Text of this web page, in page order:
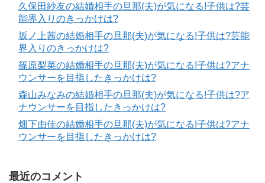
久保田紗友の結婚相手の旦那(夫)が気になる!子供は?芸
能界入りのきっかけは?
坂ノ上茜の結婚相手の旦那(夫)が気になる!子供は?芸能
界入りのきっかけは?
篠原梨菜の結婚相手の旦那(夫)が気になる!子供は?アナ
ウンサーを目指したきっかけは?
森山みなみの結婚相手の旦那(夫)が気になる!子供は?ア
ナウンサーを目指したきっかけは?
畑下由佳の結婚相手の旦那(夫)が気になる!子供は?アナ
ウンサーを目指したきっかけは?
最近のコメント